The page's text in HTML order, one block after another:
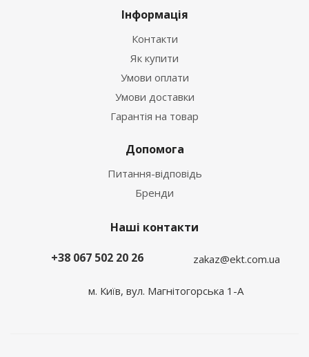
Інформація
Контакти
Як купити
Умови оплати
Умови доставки
Гарантія на товар
Допомога
Питання-відповідь
Бренди
Наші контакти
+38 067 502 20 26
zakaz@ekt.com.ua
м. Київ, вул. Магнітогорська 1-А